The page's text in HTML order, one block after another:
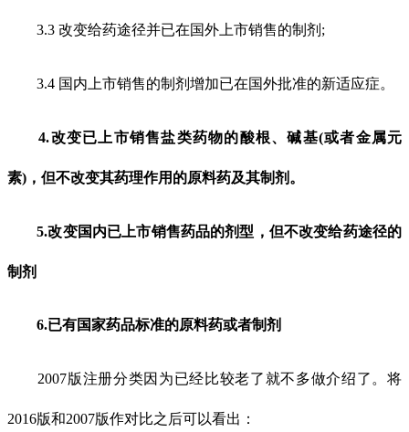
3.3 改变给药途径并已在国外上市销售的制剂;
3.4 国内上市销售的制剂增加已在国外批准的新适应症。
4.改变已上市销售盐类药物的酸根、碱基(或者金属元
素)，但不改变其药理作用的原料药及其制剂。
5.改变国内已上市销售药品的剂型，但不改变给药途径的
制剂
6.已有国家药品标准的原料药或者制剂
2007版注册分类因为已经比较老了就不多做介绍了。将
2016版和2007版作对比之后可以看出：